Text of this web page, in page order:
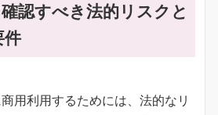
認すべき法的リスクと
件
用利用するためには、法的なリ